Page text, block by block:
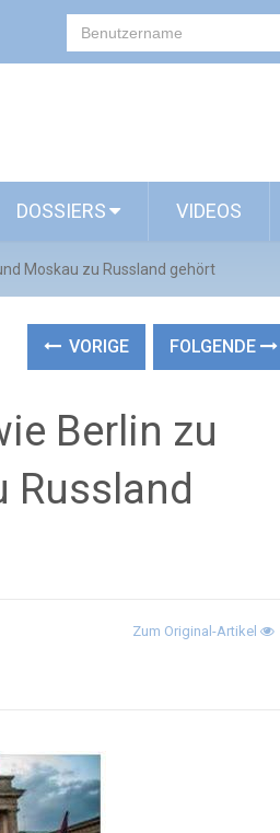
DOSSIERS VIDEOS
Moskau zu Russland gehört
VORIGE FOLGENDE
Berlin zu
Russland
Zum Original-Artikel